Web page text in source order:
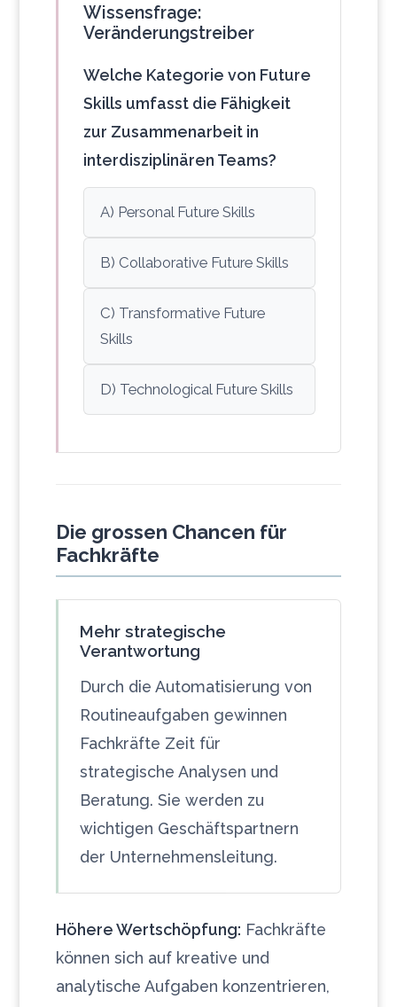
Wissensfrage:
Veränderungstreiber
Welche Kategorie von Future
Skills umfasst die Fähigkeit
zur Zusammenarbeit in
interdisziplinären Teams?
A) Personal Future Skills
B) Collaborative Future Skills
C) Transformative Future
Skills
D) Technological Future Skills
Die grossen Chancen für
Fachkräfte
Mehr strategische
Verantwortung
Durch die Automatisierung von
Routineaufgaben gewinnen
Fachkräfte Zeit für
strategische Analysen und
Beratung. Sie werden zu
wichtigen Geschäftspartnern
der Unternehmensleitung.
Höhere Wertschöpfung: Fachkräfte
können sich auf kreative und
analytische Aufgaben konzentrieren,